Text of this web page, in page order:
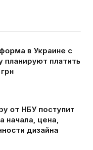
в Украине с
планируют платить
от НБУ поступит
начала, цена,
дизайна